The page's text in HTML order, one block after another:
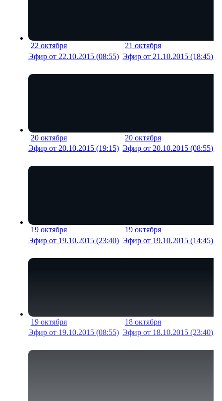
22 октября
19 мин
Эфир от 22.10.2015 (08:55)
21 октября
Эфир от 21.10.2015 (18:45)
20 октября
16 мин
Эфир от 20.10.2015 (19:15)
20 октября
Эфир от 20.10.2015 (08:55)
19 октября
21 мин
Эфир от 19.10.2015 (23:40)
19 октября
Эфир от 19.10.2015 (14:45)
19 октября
18 мин
Эфир от 19.10.2015 (08:55)
18 октября
Эфир от 18.10.2015 (23:40)